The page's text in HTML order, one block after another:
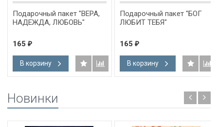
Подарочный пакет "ВЕРА,
НАДЕЖДА, ЛЮБОВЬ"
165 ₽
В корзину
Подарочный пакет "БОГ
ЛЮБИТ ТЕБЯ"
165 ₽
В корзину
Новинки